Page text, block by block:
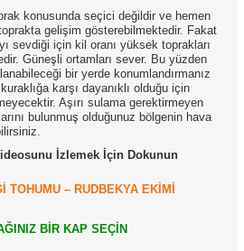
konusunda seçici değildir ve hemen
gelişim gösterebilmektedir. Fakat
sevdiği için kil oranı yüksek toprakları
Güneşli ortamları sever. Bu yüzden
bir yerde konumlandırmanız
karşı dayanıklı olduğu için
Aşırı sulama gerektirmeyen
bulunmuş olduğunuz bölgenin hava
İzlemek İçin Dokunun
TOHUMU – RUDBEKYA EKİMİ
BİR KAP SEÇİN